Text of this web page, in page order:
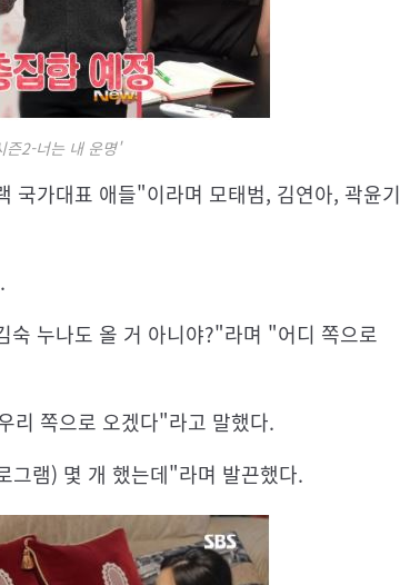
2-너는 내 운명'
국가대표 애들"이라며 모태범, 김연아, 곽윤기
누나도 올 거 아니야?"라며 "어디 쪽으로
리 쪽으로 오겠다"라고 말했다.
그램) 몇 개 했는데"라며 발끈했다.